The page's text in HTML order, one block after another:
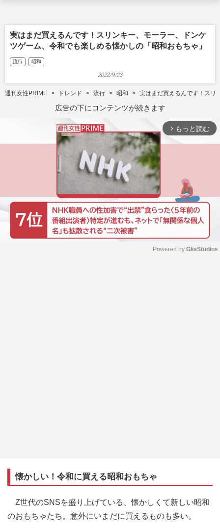
実はまだ買えるんです！スリンキー、モーラー、ドンケ
ツゲーム、令和でも楽しめる懐かしの「昭和おもちゃ」
流行 昭和
2022/9/23
週刊女性PRIME トレンド 流行 昭和 実はまだ買えるんです！スリ
広告の下にコンテンツが続きます
arrow_forward_ios もっと読む
Powered by GliaStudios
懐かしい！令和に買える昭和おもちゃ
Z世代のSNSを盛り上げている、懐かしくて新しい昭和
のおもちゃたち。意外にいまだに買えるものも多い。